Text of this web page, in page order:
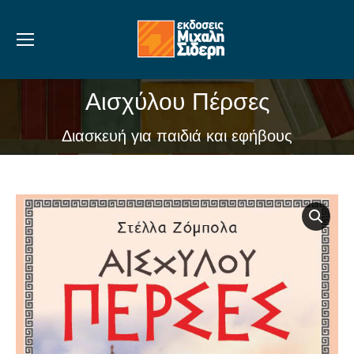
Αισχύλου Πέρσες
Διασκευή για παιδιά και εφήβους